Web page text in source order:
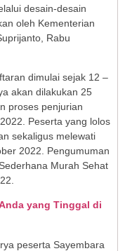
desain-desain
oleh Kementerian
Rabu
dimulai sejak 12 –
akan dilakukan 25
proses penjurian
Peserta yang lolos
sekaligus melewati
2022. Pengumuman
Murah Sehat
yang Tinggal di
peserta Sayembara